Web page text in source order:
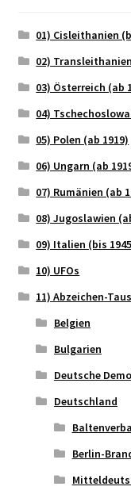
01) Cisleithanien
02)
03) Österreich (ab
04)
05) Polen (ab 1919)
06) Ungarn (ab
07) Rumänien (ab
08) Jugoslawien
09) Italien (bis
10) UFOs
11) Abzeichen-
Belgien
Bulgarien
Deutsche
Deutschland
Berlin-